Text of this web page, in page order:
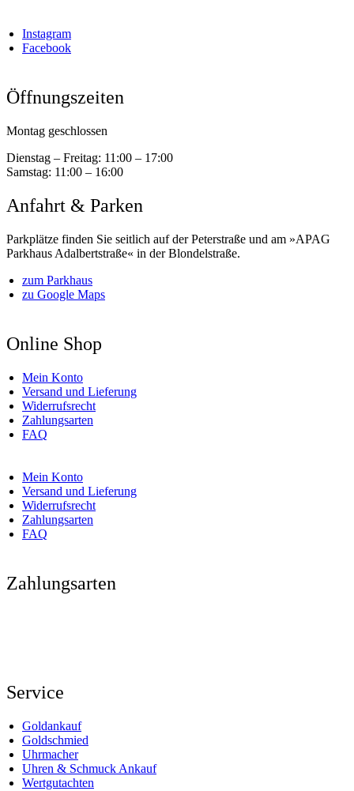
Instagram
Facebook
Öffnungszeiten
Montag geschlossen
Dienstag – Freitag: 11:00 – 17:00
Samstag: 11:00 – 16:00
Anfahrt & Parken
Parkplätze finden Sie seitlich auf der Peterstraße und am »APAG
Parkhaus Adalbertstraße« in der Blondelstraße.
zum Parkhaus
zu Google Maps
Online Shop
Mein Konto
Versand und Lieferung
Widerrufsrecht
Zahlungsarten
FAQ
Mein Konto
Versand und Lieferung
Widerrufsrecht
Zahlungsarten
FAQ
Zahlungsarten
Service
Goldankauf
Goldschmied
Uhrmacher
Uhren & Schmuck Ankauf
Wertgutachten